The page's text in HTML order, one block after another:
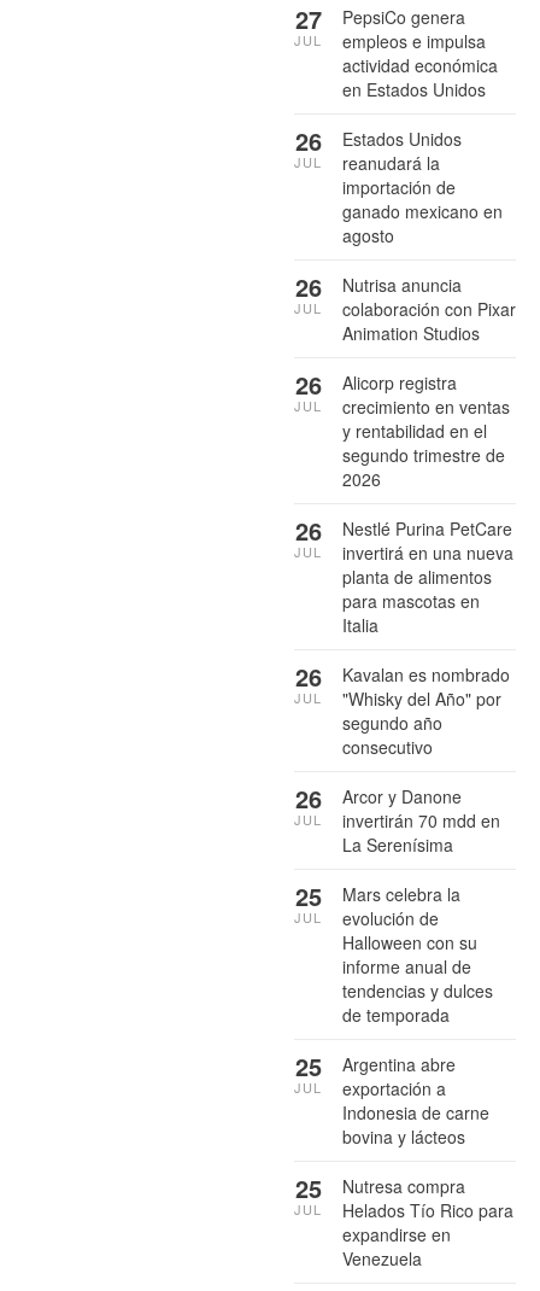
PepsiCo genera
empleos e impulsa
actividad económica
en Estados Unidos
27
JUL
Estados Unidos
reanudará la
importación de
ganado mexicano en
agosto
26
JUL
Nutrisa anuncia
colaboración con Pixar
Animation Studios
26
JUL
Alicorp registra
crecimiento en ventas
y rentabilidad en el
segundo trimestre de
2026
26
JUL
Nestlé Purina PetCare
invertirá en una nueva
planta de alimentos
para mascotas en
Italia
26
JUL
Kavalan es nombrado
"Whisky del Año" por
segundo año
consecutivo
26
JUL
Arcor y Danone
invertirán 70 mdd en
La Serenísima
26
JUL
Mars celebra la
evolución de
Halloween con su
informe anual de
tendencias y dulces
de temporada
25
JUL
Argentina abre
exportación a
Indonesia de carne
bovina y lácteos
25
JUL
Nutresa compra
Helados Tío Rico para
expandirse en
Venezuela
25
JUL